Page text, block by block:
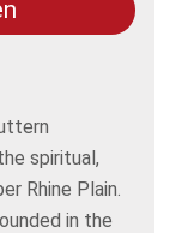
spiritual,
Rhine Plain.
in the